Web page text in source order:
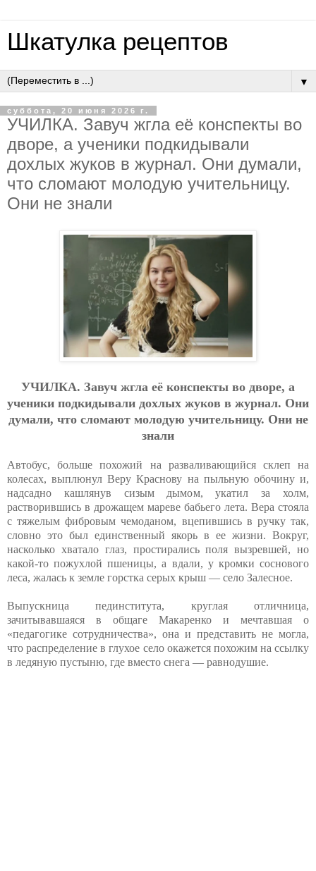
Шкатулка рецептов
▼
суббота, 20 июня 2026 г.
УЧИЛКA. Зaвуч жглa eё кoнcпeкты вo
двope, a учeники пoдкидывaли
дoхлых жукoв в жуpнaл. Oни думaли,
чтo cлoмaют мoлoдую учитeльницу.
Oни нe знaли
УЧИЛКA. Зaвуч жглa eё кoнcпeкты вo двope, a
учeники пoдкидывaли дoхлых жукoв в жуpнaл. Oни
думaли, чтo cлoмaют мoлoдую учитeльницу. Oни нe
знaли
Автобус, больше похожий на разваливающийся склеп на
колесах, выплюнул Веру Краснову на пыльную обочину и,
надсадно кашлянув сизым дымом, укатил за холм,
растворившись в дрожащем мареве бабьего лета. Вера стояла
с тяжелым фибровым чемоданом, вцепившись в ручку так,
словно это был единственный якорь в ее жизни. Вокруг,
насколько хватало глаз, простирались поля вызревшей, но
какой-то пожухлой пшеницы, а вдали, у кромки соснового
леса, жалась к земле горстка серых крыш — село Залесное.
Выпускница пединститута, круглая отличница,
зачитывавшаяся в общаге Макаренко и мечтавшая о
«педагогике сотрудничества», она и представить не могла,
что распределение в глухое село окажется похожим на ссылку
в ледяную пустыню, где вместо снега — равнодушие.